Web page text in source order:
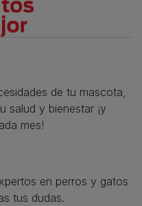
de tu mascota,
salud y bienestar ¡y
mes!
en perros y gatos
tus dudas.​